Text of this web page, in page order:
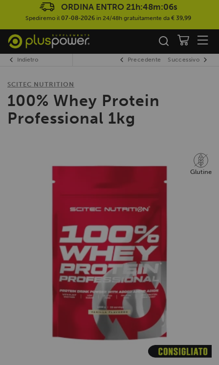
ORDINA ENTRO 21h:48m:06s
Spediremo il 07-08-2026 in 24/48h gratuitamente da € 39,99
Indietro Precedente Successivo
SCITEC NUTRITION
100% Whey Protein
Professional 1kg
Glutine